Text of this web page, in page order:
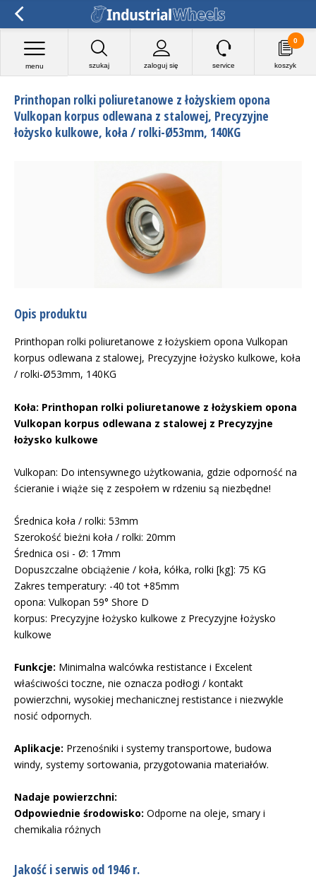
szukaj zaloguj się
menu service koszyk
0
Printhopan rolki poliuretanowe z łożyskiem opona
Vulkopan korpus odlewana z stalowej, Precyzyjne
łożysko kulkowe, koła / rolki-Ø53mm, 140KG
Opis produktu
Printhopan rolki poliuretanowe z łożyskiem opona Vulkopan
korpus odlewana z stalowej, Precyzyjne łożysko kulkowe, koła
/ rolki-Ø53mm, 140KG
Koła: Printhopan rolki poliuretanowe z łożyskiem opona
Vulkopan korpus odlewana z stalowej z Precyzyjne
łożysko kulkowe
Vulkopan: Do intensywnego użytkowania, gdzie odporność na
ścieranie i wiąże się z zespołem w rdzeniu są niezbędne!
Średnica koła / rolki: 53mm
Szerokość bieżni koła / rolki: 20mm
Średnica osi - Ø: 17mm
Dopuszczalne obciążenie / koła, kółka, rolki [kg]: 75 KG
Zakres temperatury: -40 tot +85mm
opona: Vulkopan 59° Shore D
korpus: Precyzyjne łożysko kulkowe z Precyzyjne łożysko
kulkowe
Funkcje: Minimalna walcówka restistance i Excelent
właściwości toczne, nie oznacza podłogi / kontakt
powierzchni, wysokiej mechanicznej restistance i niezwykle
nosić odpornych.
Aplikacje: Przenośniki i systemy transportowe, budowa
windy, systemy sortowania, przygotowania materiałów.
Nadaje powierzchni:
Odpowiednie środowisko: Odporne na oleje, smary i
chemikalia różnych
Jakość i serwis od 1946 r.